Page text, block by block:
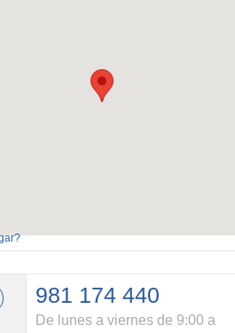
981 174 440
De lunes a viernes de 9:00 a